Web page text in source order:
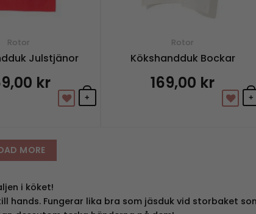
Rotor
Julstjänor
kr
+
Rotor
Kökshandduk Bockar
169,00 kr
+
MORE
i köket!
Fungerar lika bra som jäsduk vid storbaket